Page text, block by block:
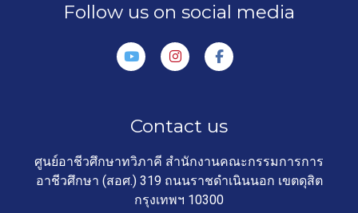
Follow us on social media
Contact us
ศูนย์อาชีวศึกษาทวิภาคี สำนักงานคณะกรรมการการ
อาชีวศึกษา (สอศ.) 319 ถนนราชดำเนินนอก เขตดุสิต
กรุงเทพฯ 10300